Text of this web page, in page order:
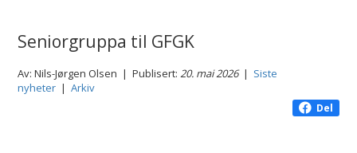
Seniorgruppa til GFGK
Av: Nils-Jørgen Olsen | Publisert:20. mai 2026| Siste
nyheter |Arkiv
Del